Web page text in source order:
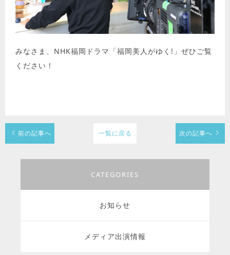
みなさま、NHK福岡ドラマ「福岡美人がゆく!」ぜひご覧
ください！
一覧に戻る
前の記事へ 次の記事へ
CATEGORIES
お知らせ
メディア出演情報